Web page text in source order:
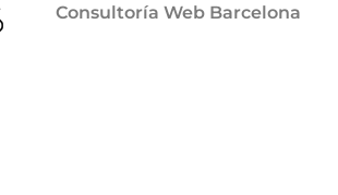
Consultoría Web Barcelona